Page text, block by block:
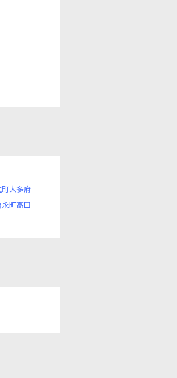
町大多府
永町高田